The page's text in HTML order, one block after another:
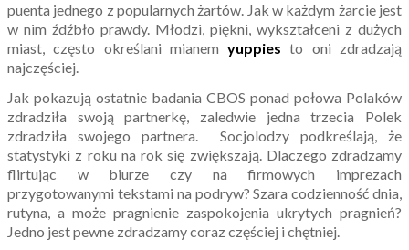
puenta jednego z popularnych żartów. Jak w każdym żarcie jest
w nim źdźbło prawdy. Młodzi, piękni, wykształceni z dużych
miast, często określani mianemyuppies to oni zdradzają
najczęściej.
Jak pokazują ostatnie badania CBOS ponad połowa Polaków
zdradziła swoją partnerkę, zaledwie jedna trzecia Polek
zdradziła swojego partnera. Socjolodzy podkreślają, że
statystyki z roku na rok się zwiększają. Dlaczego zdradzamy
flirtując w biurze czy na firmowych imprezach
przygotowanymi tekstami na podryw? Szara codzienność dnia,
rutyna, a może pragnienie zaspokojenia ukrytych pragnień?
Jedno jest pewne zdradzamy coraz częściej i chętniej.